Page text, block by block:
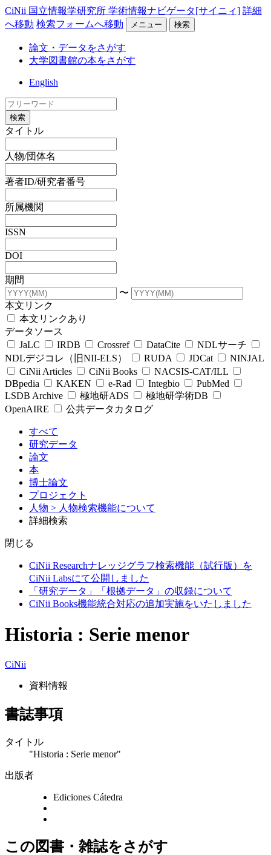
CiNii 国立情報学研究所 学術情報ナビゲータ[サイニィ] 詳細
へ移動 検索フォームへ移動 メニュー 検索
論文・データをさがす
大学図書館の本をさがす
English
検索
タイトル
人物/団体名
著者ID/研究者番号
所属機関
ISSN
DOI
期間
〜
本文リンク
本文リンクあり
データソース
JaLC
IRDB Crossref DataCite
NDLサーチ
NDLデジコレ（旧NII-ELS）
RUDA JDCat
NINJAL
CiNii Articles
CiNii Books
NACSIS-CAT/ILL
DBpedia
KAKEN e-Rad Integbio
PubMed
LSDB Archive
極地研ADS
極地研学術DB
OpenAIRE
公共データカタログ
すべて
研究データ
論文
本
博士論文
プロジェクト
人物 > 人物検索機能について
詳細検索
閉じる
CiNii Researchナレッジグラフ検索機能（試行版）を
CiNii Labsにて公開しました
「研究データ」「根拠データ」の収録について
CiNii Books機能統合対応の追加実施をいたしました
Historia : Serie menor
CiNii
資料情報
書誌事項
タイトル
"Historia : Serie menor"
出版者
Ediciones Cátedra
この図書・雑誌をさがす